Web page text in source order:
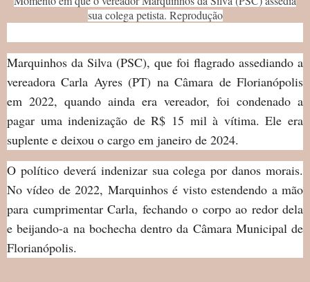
sua colega petista. Reprodução
Marquinhos da Silva (PSC), que foi flagrado assediando a
vereadora Carla Ayres (PT) na Câmara de Florianópolis
em 2022, quando ainda era vereador, foi condenado a
pagar uma indenização de R$ 15 mil à vítima. Ele era
suplente e deixou o cargo em janeiro de 2024.
O político deverá indenizar sua colega por danos morais.
No vídeo de 2022, Marquinhos é visto estendendo a mão
para cumprimentar Carla, fechando o corpo ao redor dela
e beijando-a na bochecha dentro da Câmara Municipal de
Florianópolis.